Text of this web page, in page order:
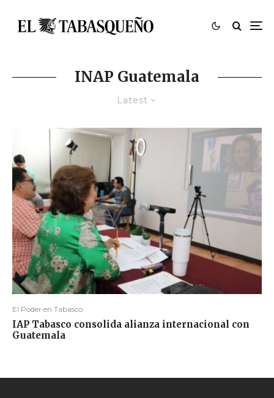
INAP Guatemala
Latest
El Poder en Tabasco
IAP Tabasco consolida alianza internacional con
Guatemala